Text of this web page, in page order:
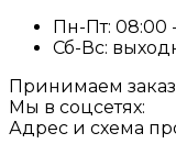
Пн-Пт: 08:00
Сб-Вс:
Принимаем
Мы в соцсетях:
Адрес и схема